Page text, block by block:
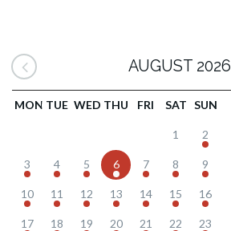
AUGUST 2026
MON TUE WED THU FRI SAT SUN
1 2
3 4 5 6 7 8 9
10 11 12 13 14 15 16
17 18 19 20 21 22 23